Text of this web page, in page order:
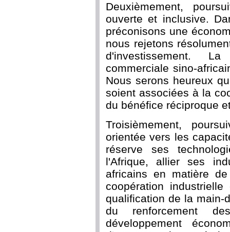
Deuxièmement,
ouverte et inclusive.
préconisons une
nous rejetons
d'investissement.
commerciale sino-
Nous serons heureux
soient associées à la
du bénéfice réciproque
Troisièmement,
orientée vers les
réserve ses
l'Afrique, allier ses
africains en matière
coopération
qualification de la
du renforcement
développement